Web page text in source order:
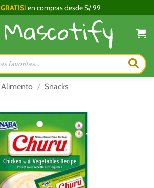
GRATIS! en compras desde S/ 99
Alimento / Snacks